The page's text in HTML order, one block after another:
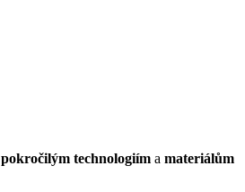
pokročilým technologiím a materiálům